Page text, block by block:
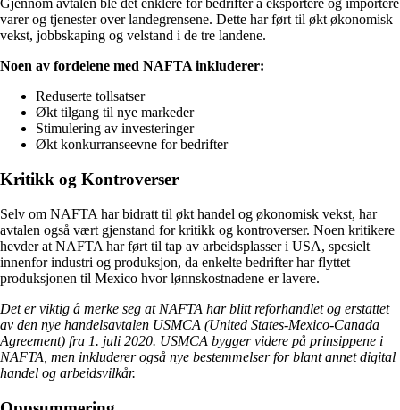
Gjennom avtalen ble det enklere for bedrifter å eksportere og importere
varer og tjenester over landegrensene. Dette har ført til økt økonomisk
vekst, jobbskaping og velstand i de tre landene.
Noen av fordelene med NAFTA inkluderer:
Reduserte tollsatser
Økt tilgang til nye markeder
Stimulering av investeringer
Økt konkurranseevne for bedrifter
Kritikk og Kontroverser
Selv om NAFTA har bidratt til økt handel og økonomisk vekst, har
avtalen også vært gjenstand for kritikk og kontroverser. Noen kritikere
hevder at NAFTA har ført til tap av arbeidsplasser i USA, spesielt
innenfor industri og produksjon, da enkelte bedrifter har flyttet
produksjonen til Mexico hvor lønnskostnadene er lavere.
Det er viktig å merke seg at NAFTA har blitt reforhandlet og erstattet
av den nye handelsavtalen USMCA (United States-Mexico-Canada
Agreement) fra 1. juli 2020. USMCA bygger videre på prinsippene i
NAFTA, men inkluderer også nye bestemmelser for blant annet digital
handel og arbeidsvilkår.